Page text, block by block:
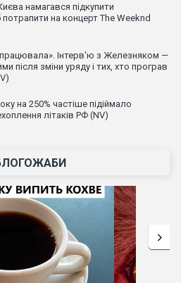
намагався підкупити
на концерт The Weeknd
Інтерв'ю з Железняком —
після зміни уряду і тих, хто програв
на 250% частіше підіймало
літаків РФ (NV)